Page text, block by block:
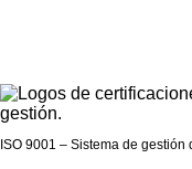
ISO 9001 – Sistema de gestión